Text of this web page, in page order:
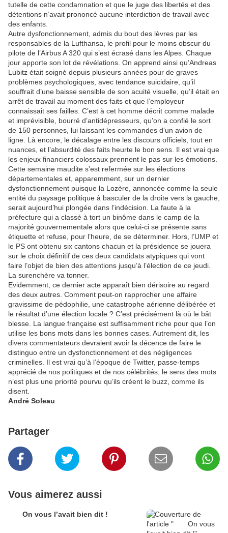
tutelle de cette condamnation et que le juge des libertés et des
détentions n’avait prononcé aucune interdiction de travail avec
des enfants.
Autre dysfonctionnement, admis du bout des lèvres par les
responsables de la Lufthansa, le profil pour le moins obscur du
pilote de l’Airbus A 320 qui s’est écrasé dans les Alpes. Chaque
jour apporte son lot de révélations. On apprend ainsi qu’Andreas
Lubitz était soigné depuis plusieurs années pour de graves
problèmes psychologiques, avec tendance suicidaire, qu’il
souffrait d’une baisse sensible de son acuité visuelle, qu’il était en
arrêt de travail au moment des faits et que l’employeur
connaissait ses failles. C’est à cet homme décrit comme malade
et imprévisible, bourré d’antidépresseurs, qu’on a confié le sort
de 150 personnes, lui laissant les commandes d’un avion de
ligne. Là encore, le décalage entre les discours officiels, tout en
nuances, et l’absurdité des faits heurte le bon sens. Il est vrai que
les enjeux financiers colossaux prennent le pas sur les émotions.
Cette semaine maudite s’est refermée sur les élections
départementales et, apparemment, sur un dernier
dysfonctionnement puisque la Lozère, annoncée comme la seule
entité du paysage politique à basculer de la droite vers la gauche,
serait aujourd’hui plongée dans l’indécision. La faute à la
préfecture qui a classé à tort un binôme dans le camp de la
majorité gouvernementale alors que celui-ci se présente sans
étiquette et refuse, pour l’heure, de se déterminer. Hors, l’UMP et
le PS ont obtenu six cantons chacun et la présidence se jouera
sur le choix définitif de ces deux candidats atypiques qui vont
faire l’objet de bien des attentions jusqu’à l’élection de ce jeudi.
La surenchère va tonner.
Evidemment, ce dernier acte apparaît bien dérisoire au regard
des deux autres. Comment peut-on rapprocher une affaire
gravissime de pédophilie, une catastrophe aérienne délibérée et
le résultat d’une élection locale ? C’est précisément là où le bât
blesse. La langue française est suffisamment riche pour que l’on
utilise les bons mots dans les bonnes cases. Autrement dit, les
divers commentateurs devraient avoir la décence de faire le
distinguo entre un dysfonctionnement et des négligences
criminelles. Il est vrai qu’à l’époque de Twitter, passe-temps
apprécié de nos politiques et de nos célébrités, le sens des mots
n’est plus une priorité pourvu qu’ils créent le buzz, comme ils
disent.
André Soleau
Partager
Vous aimerez aussi
On vous l’avait bien dit !